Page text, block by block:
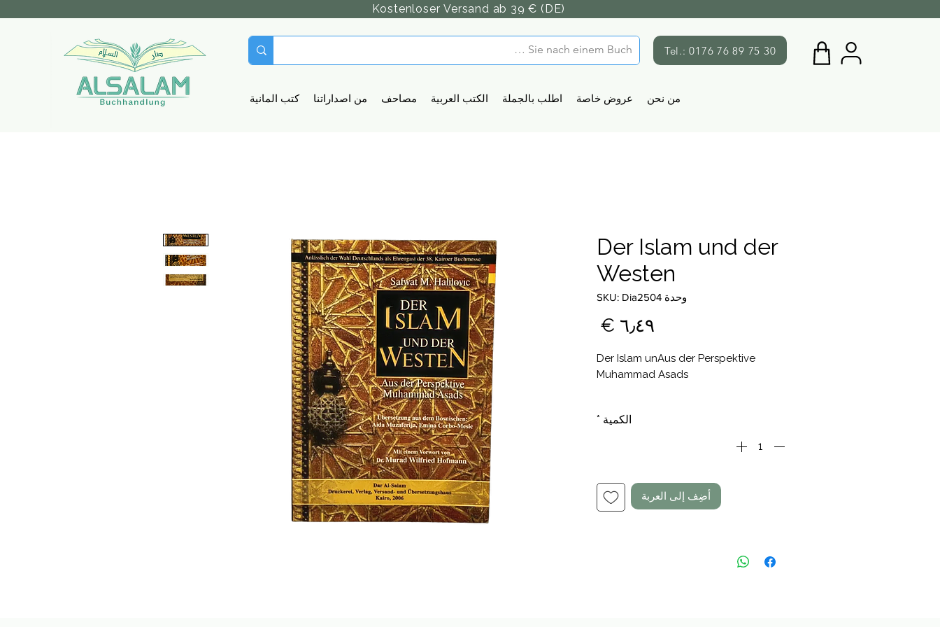
Kostenloser Versand ab 39 € (DE)
Tel.: 0176 76 89 75 30
كتب المانية من اصداراتنا مصاحف الكتب العربية اطلب بالجملة عروض خاصة من نحن
Der Islam und der
Westen
وحدة SKU: Dia2504
Der Islam unAus der Perspektive
Muhammad Asads
Übersetzt aus dem Bosnischen: Aida
Muzaferija, Emine Corbo-Mesic
Hofmann
الكمية *
أضِف إلى العربة